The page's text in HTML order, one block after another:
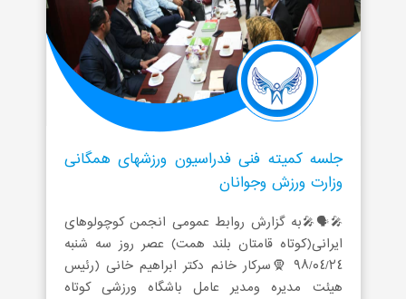
جلسه کمیته فنی فدراسیون ورزشهای همگانی
وزارت ورزش وجوانان
🎤🗣🎤به گزارش روابط عمومی انجمن کوچولوهای
ایرانی(کوتاه قامتان بلند همت) عصر روز سه شنبه
٩٨/٠٤/٢٤ 🧕سرکار خانم دکتر ابراهیم خانی (رئیس
هیئت مدیره ومدیر عامل باشگاه ورزشی کوتاه